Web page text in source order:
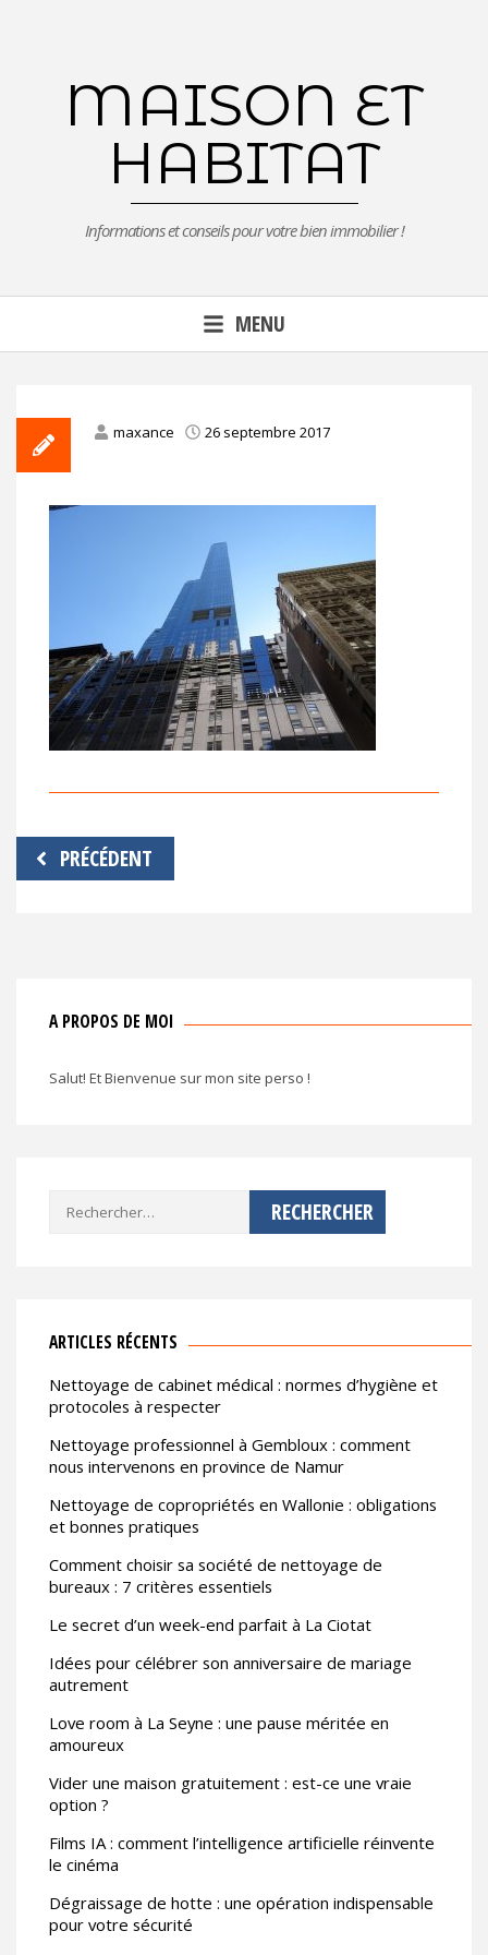
MAISON ET
HABITAT
Informations et conseils pour votre bien immobilier !
MENU
maxance 26 septembre 2017
Navigation
de
PRÉCÉDENT
A PROPOS DE MOI
Salut! Et Bienvenue sur mon site perso !
Rechercher :
ARTICLES RÉCENTS
Nettoyage de cabinet médical : normes d’hygiène et
protocoles à respecter
Nettoyage professionnel à Gembloux : comment
nous intervenons en province de Namur
Nettoyage de copropriétés en Wallonie : obligations
et bonnes pratiques
Comment choisir sa société de nettoyage de
bureaux : 7 critères essentiels
Le secret d’un week-end parfait à La Ciotat
Idées pour célébrer son anniversaire de mariage
autrement
Love room à La Seyne : une pause méritée en
amoureux
Vider une maison gratuitement : est-ce une vraie
option ?
Films IA : comment l’intelligence artificielle réinvente
le cinéma
Dégraissage de hotte : une opération indispensable
pour votre sécurité